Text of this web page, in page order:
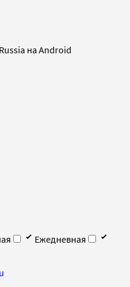
на Android
Ежедневная